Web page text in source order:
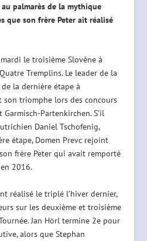
palmarès de la mythique
que son frère Peter ait réalisé
le troisième Slovène à
Tremplins. Le leader de la
la dernière étape à
son triomphe lors des concours
Partenkirchen. S’il
Daniel Tschofenig,
étape, Domen Prevc rejoint
frère Peter qui avait remporté
2016.
réalisé le triplé l’hiver dernier,
sur les deuxième et troisième
Jan Hörl termine 2e pour
alors que Stephan